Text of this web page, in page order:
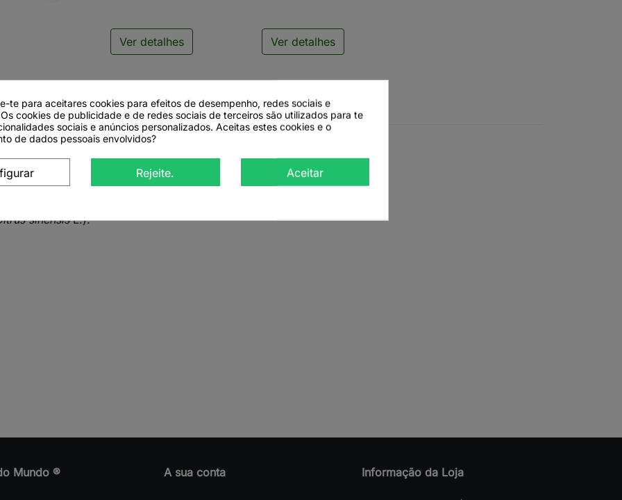
Ver detalhes Ver detalhes
sinensis L.)
sinensisL.).
Mundo ® A sua conta Informação da Loja
te para aceitares cookies para efeitos de desempenho, redes sociais e
cookies de publicidade e de redes sociais de terceiros são utilizados para te
sociais e anúncios personalizados. Aceitas estes cookies e o
de dados pessoais envolvidos?
Rejeite. Aceitar